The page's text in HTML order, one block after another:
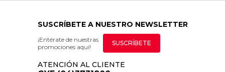
SUSCRÍBETE A NUESTRO NEWSLETTER
¡Entérate de nuestras
promociones aquí!
SUSCRÍBETE
ATENCIÓN AL CLIENTE